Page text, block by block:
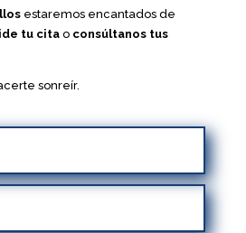
estaremos encantados de
tu citao consúltanos tus
sonreír.